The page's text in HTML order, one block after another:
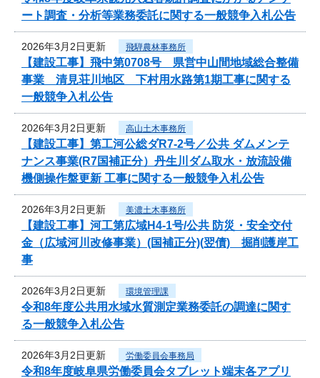
ート調査・分析等業務委託に関する一般競争入札公告
2026年3月2日更新 飛騨農林事務所
【建設工事】飛中第0708号 県営中山間地域総合整備
事業 清見荘川地区 下村用水路第1期工事に関する
一般競争入札公告
2026年3月2日更新 高山土木事務所
【建設工事】第工河公総ダR7-2号／公共 ダムメンテ
ナンス事業(R7国補正分）丹生川ダム取水・放流設備
機側操作盤更新 工事に関する一般競争入札公告
2026年3月2日更新 美濃土木事務所
【建設工事】河工第広域H4-1号/公共 防災・安全交付
金（広域河川改修事業）(国補正分)(翌債) 掘削護岸工
事
2026年3月2日更新 環境管理課
令和8年度公共用水域水質測定業務委託の調達に関す
る一般競争入札公告
2026年3月2日更新 労働委員会事務局
令和8年度岐阜県労働委員会タブレット端末各アプリ